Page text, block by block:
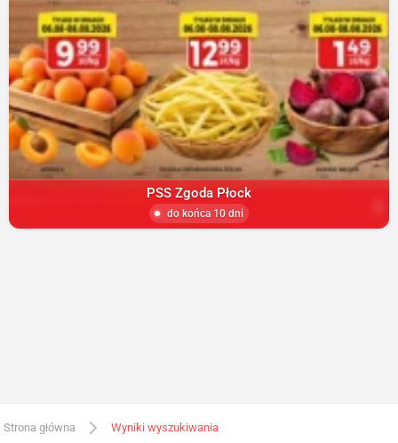
PSS Zgoda Płock
do końca 10 dni
Strona główna Wyniki wyszukiwania